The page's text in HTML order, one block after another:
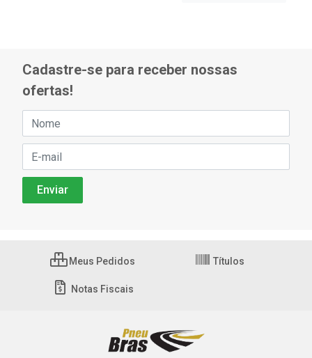
Cadastre-se para receber nossas
ofertas!
Meus Pedidos Títulos
Notas Fiscais